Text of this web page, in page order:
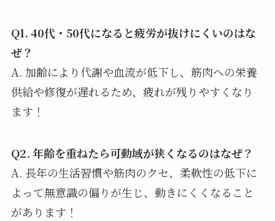
Q1. 40代・50代になると疲労が抜けにくいのはな
ぜ？
A. 加齢により代謝や血流が低下し、筋肉への栄養
供給や修復が遅れるため、疲れが残りやすくなり
ます！
Q2. 年齢を重ねたら可動域が狭くなるのはなぜ？
A. 長年の生活習慣や筋肉のクセ、柔軟性の低下に
よって無意識の偏りが生じ、動きにくくなること
があります！